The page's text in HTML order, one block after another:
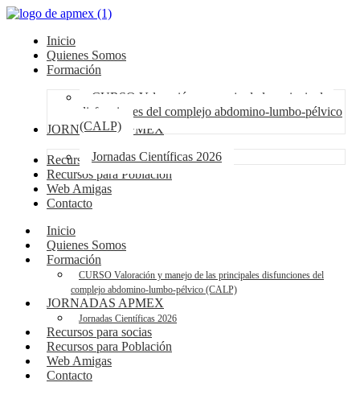
Inicio
Quienes Somos
Formación
CURSO Valoración y manejo de las principales
disfunciones del complejo abdomino-lumbo-pélvico
(CALP)
JORNADAS APMEX
Jornadas Científicas 2026
Recursos para socias
Recursos para Población
Web Amigas
Contacto
Inicio
Quienes Somos
Formación
CURSO Valoración y manejo de las principales disfunciones del
complejo abdomino-lumbo-pélvico (CALP)
JORNADAS APMEX
Jornadas Científicas 2026
Recursos para socias
Recursos para Población
Web Amigas
Contacto